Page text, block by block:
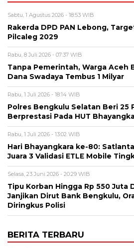
Sabtu, 1 Agustus 2026 - 18:53 WIB
Rakerda DPD PAN Lebong,
Pilcaleg 2029
Rabu, 8 Juli 2026 - 07:37 WIB
Tanpa Pemerintah, Warga Aceh
Dana Swadaya Tembus 1 Milyar
Rabu, 1 Juli 2026 - 18:14 WIB
Polres Bengkulu Selatan Beri 25
Berprestasi Pada HUT
Rabu, 1 Juli 2026 - 13:02 WIB
Hari Bhayangkara ke-80:
Juara 3 Validasi ETLE Mobile
Selasa, 23 Juni 2026 - 20:29 WIB
Tipu Korban Hingga Rp 550 Juta
Janjikan Dirut Bank Bengkulu,
Diringkus Polisi
BERITA TERBARU